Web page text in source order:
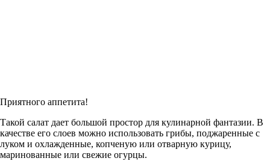
Приятного аппетита!
Такой салат дает большой простор для кулинарной фантазии. В
качестве его слоев можно использовать грибы, поджаренные с
луком и охлажденные, копченую или отварную курицу,
маринованные или свежие огурцы.